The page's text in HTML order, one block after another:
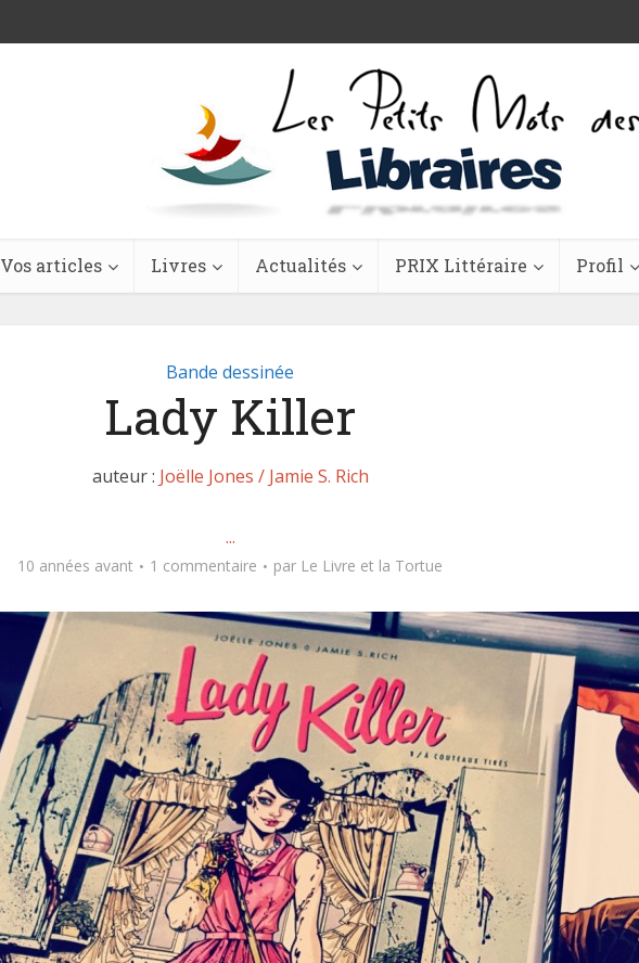
Vos articles Livres Actualités PRIX Littéraire Profil
Bande dessinée
Lady Killer
auteur : Joëlle Jones / Jamie S. Rich
...
10 années avant 1 commentaire par Le Livre et la Tortue